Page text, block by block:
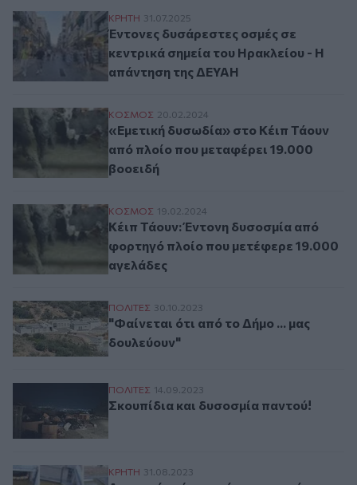
Έντονες δυσάρεστες οσμές σε
ΚΡΗΤΗ 31.07.2025
Έντονες δυσάρεστες οσμές σε
κεντρικά σημεία του Ηρακλείου - Η
απάντηση της ΔΕΥΑΗ
«Εμετική δυσωδία» στο Κέιπ Τάουν από
ΚΟΣΜΟΣ 20.02.2024
«Εμετική δυσωδία» στο Κέιπ Τάουν
από πλοίο που μεταφέρει 19.000
βοοειδή
Κέιπ Τάουν: Έντονη δυσοσμία από
ΚΟΣΜΟΣ 19.02.2024
Κέιπ Τάουν: Έντονη δυσοσμία από
φορτηγό πλοίο που μετέφερε 19.000
αγελάδες
"Φαίνεται ότι από το Δήμο ... μας
ΠΟΛΙΤΕΣ 30.10.2023
"Φαίνεται ότι από το Δήμο ... μας
δουλεύουν"
Σκουπίδια και δυσοσμία παντού!
ΠΟΛΙΤΕΣ 14.09.2023
Σκουπίδια και δυσοσμία παντού!
Δυσοσμία γύρω από το ανοιχτό κανάλι
ΚΡΗΤΗ 31.08.2023